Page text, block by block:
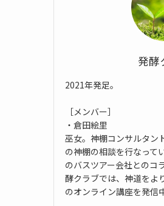
発酵
2021年発足。
［メンバー］
・倉田絵里
巫女。神棚コンサルタン
の神棚の相談を行なって
のバスツアー会社とのコ
酵クラブでは、神道をよ
のオンライン講座を発信